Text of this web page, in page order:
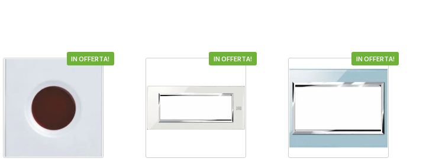
IN OFFERTA! IN OFFERTA! IN OFFERTA!